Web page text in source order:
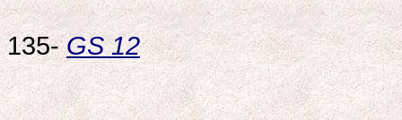
135-GS 12